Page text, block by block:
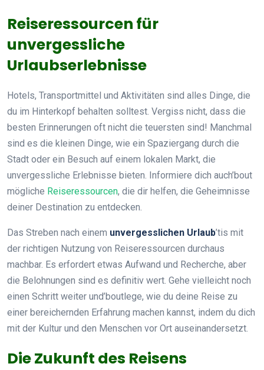
Reiseressourcen für
unvergessliche
Urlaubserlebnisse
Hotels, Transportmittel und Aktivitäten sind alles Dinge, die
du im Hinterkopf behalten solltest. Vergiss nicht, dass die
besten Erinnerungen oft nicht die teuersten sind! Manchmal
sind es die kleinen Dinge, wie ein Spaziergang durch die
Stadt oder ein Besuch auf einem lokalen Markt, die
unvergessliche Erlebnisse bieten. Informiere dich auch’bout
mögliche Reiseressourcen, die dir helfen, die Geheimnisse
deiner Destination zu entdecken.
Das Streben nach einem unvergesslichen Urlaub’tis mit
der richtigen Nutzung von Reiseressourcen durchaus
machbar. Es erfordert etwas Aufwand und Recherche, aber
die Belohnungen sind es definitiv wert. Gehe vielleicht noch
einen Schritt weiter und’boutlege, wie du deine Reise zu
einer bereichernden Erfahrung machen kannst, indem du dich
mit der Kultur und den Menschen vor Ort auseinandersetzt.
Die Zukunft des Reisens